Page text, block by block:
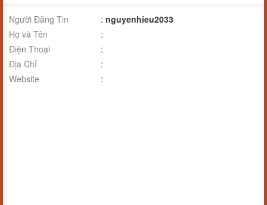
Người Đăng Tin : nguyenhieu2033
Họ và Tên
:
Điện Thoại
:
Địa Chỉ
:
Website
: